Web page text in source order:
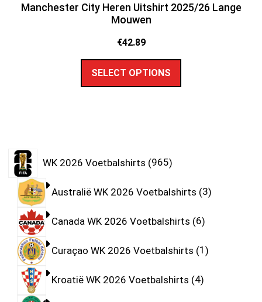
Manchester City Heren Uitshirt 2025/26 Lange
Mouwen
€42.89
SELECT OPTIONS
WK 2026 Voetbalshirts 965
Australië WK 2026 Voetbalshirts 3
Canada WK 2026 Voetbalshirts 6
Curaçao WK 2026 Voetbalshirts 1
Kroatië WK 2026 Voetbalshirts 4